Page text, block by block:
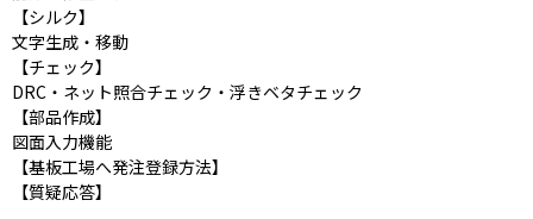
【シルク】
文字生成・移動
【チェック】
DRC・ネット照合チェック・浮きベタチェック
【部品作成】
図面入力機能
【基板工場へ発注登録方法】
【質疑応答】